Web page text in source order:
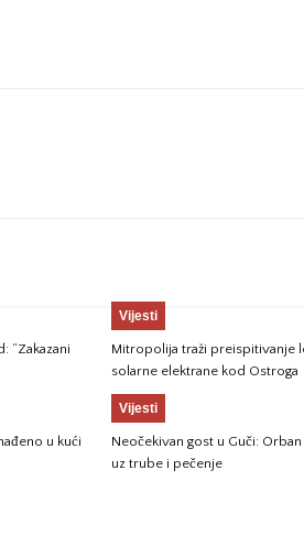
“Zakazani
Vijesti
Mitropolija traži preispitivanje
solarne elektrane kod Ostroga
u kući
Vijesti
Neočekivan gost u Guči: Orban
uz trube i pečenje